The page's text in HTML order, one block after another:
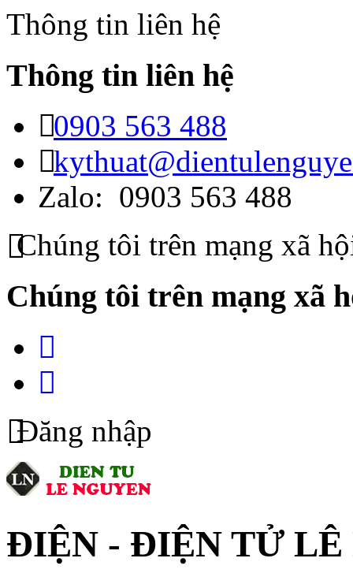
Thông tin liên hệ
Thông tin liên hệ
0903 563 488
Zalo: 0903 563 488
Chúng tôi trên mạng xã
Chúng tôi trên mạng xã
Đăng nhập
ĐIỆN - ĐIỆN TỬ LÊ